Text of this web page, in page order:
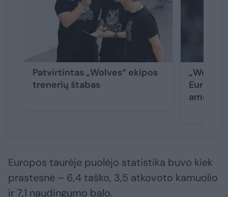
Patvirtintas „Wolves“ ekipos
trenerių štabas
Europos taurėje puolėjo statistika buvo kiek
prastesnė – 6,4 taško, 3,5 atkovoto kamuolio
ir 7,1 naudingumo balo.